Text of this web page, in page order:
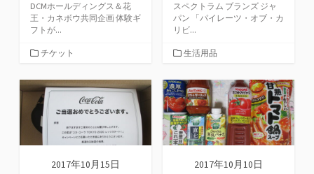
DCMホールディングス＆花
王・カネボウ共同企画 体験ギ
フトが...
カ
ゴ
リ
ー
チケット
スペクトラム ブランズ ジャ
パン 「パイレーツ・オブ・カ
リビ...
カ
ゴ
リ
ー
生活用品
2017年10月15日 2017年10月10日